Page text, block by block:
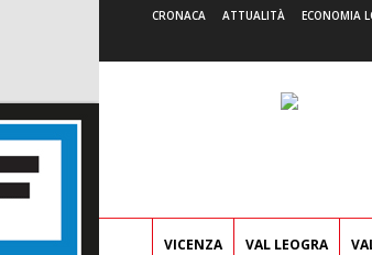
CRONACA ATTUALITÀ ECONOMIA
VICENZA VAL LEOGRA